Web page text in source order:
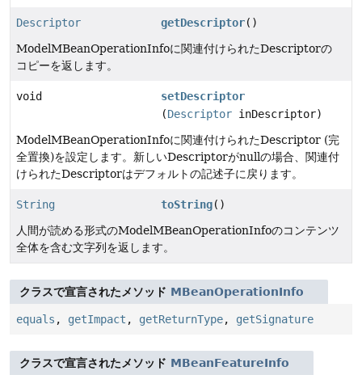
Descriptor getDescriptor()
ModelMBeanOperationInfoに関連付けられたDescriptorの
コピーを返します。
void
setDescriptor
(Descriptor inDescriptor)
ModelMBeanOperationInfoに関連付けられたDescriptor (完
全置換)を設定します。新しいDescriptorがnullの場合、関連付
けられたDescriptorはデフォルトの記述子に戻ります。
String toString()
人間が読める形式のModelMBeanOperationInfoのコンテンツ
全体を含む文字列を返します。
クラスで宣言されたメソッド MBeanOperationInfo
equals , getImpact , getReturnType, getSignature
クラスで宣言されたメソッド MBeanFeatureInfo